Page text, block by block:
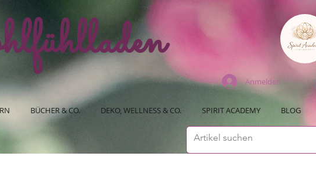
Anmelden
BÜCHER & CO. DEKO, WELLNESS & CO. SPIRIT ACADEMY BLOG